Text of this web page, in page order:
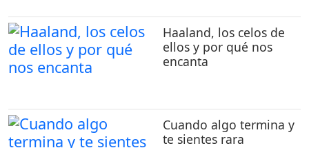
Haaland, los celos de
ellos y por qué nos
encanta
Cuando algo termina y
te sientes rara